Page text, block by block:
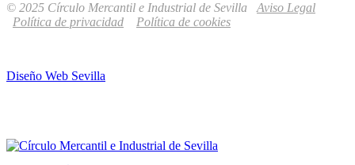
© 2025 Círculo Mercantil e Industrial de Sevilla Aviso Legal
Política de privacidad
Política de cookies
Diseño Web Sevilla